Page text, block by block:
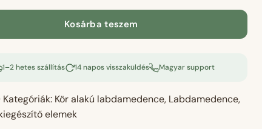
Kosárba teszem
1–2 hetes szállítás 14 napos visszaküldés Magyar support
Kategóriák: Kör alakú labdamedence, Labdamedence,
elemek